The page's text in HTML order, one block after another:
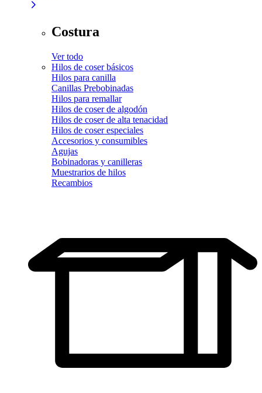
Costura
Ver todo
Hilos de coser básicos
Hilos para canilla
Canillas Prebobinadas
Hilos para remallar
Hilos de coser de algodón
Hilos de coser de alta tenacidad
Hilos de coser especiales
Accesorios y consumibles
Agujas
Bobinadoras y canilleras
Muestrarios de hilos
Recambios